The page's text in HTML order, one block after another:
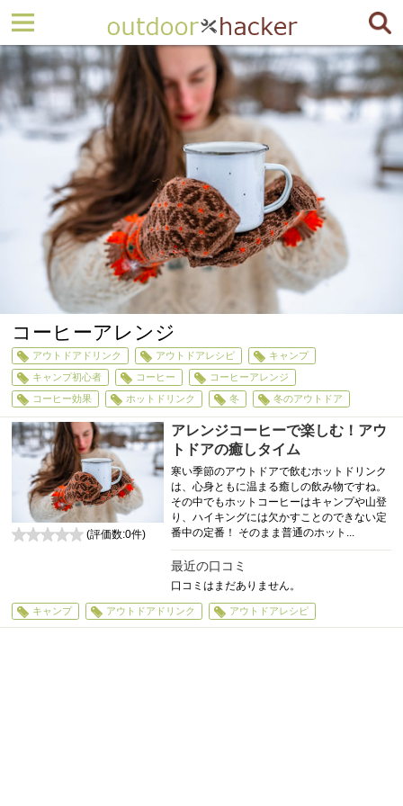
コーヒーアレンジ
アウトドアドリンク アウトドアレシピ
キャンプ
キャンプ初心者
コーヒー
コーヒーアレンジ
コーヒー効果
ホットドリンク 冬 冬のアウトドア
アレンジコーヒーで楽しむ！アウ
トドアの癒しタイム
寒い季節のアウトドアで飲むホットドリンク
は、心身ともに温まる癒しの飲み物ですね。
その中でもホットコーヒーはキャンプや山登
り、ハイキングには欠かすことのできない定
番中の定番！ そのまま普通のホット...
最近の口コミ
口コミはまだありません。
(評価数:0件)
キャンプ アウトドアドリンク アウトドアレシピ